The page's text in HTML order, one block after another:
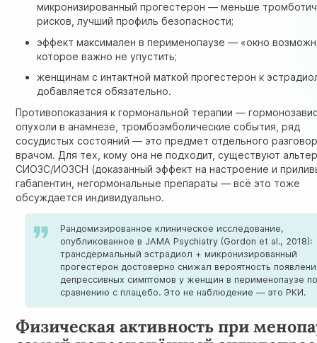
микронизированный прогестерон — меньше
рисков, лучший профиль безопасности;
эффект максимален в перименопаузе — «окно
которое важно не упустить;
женщинам с интактной маткой прогестерон к
добавляется обязательно.
Противопоказания к гормональной терапии —
опухоли в анамнезе, тромбоэмболические события, ряд
сосудистых состояний — это предмет отдельного
врачом. Для тех, кому она не подходит, существуют
СИОЗС/ИОЗСН (доказанный эффект на настроение и
габапентин, негормональные препараты — всё это тоже
обсуждается индивидуально.
Рандомизированное клиническое исследование,
опубликованное в JAMA Psychiatry (Gordon et al., 2018):
трансдермальный эстрадиол + микронизированный
прогестерон достоверно снижал вероятность
депрессивных симптомов у женщин в перименопаузе
сравнению с плацебо. Это не наблюдение — это РКИ.
Физическая активность при